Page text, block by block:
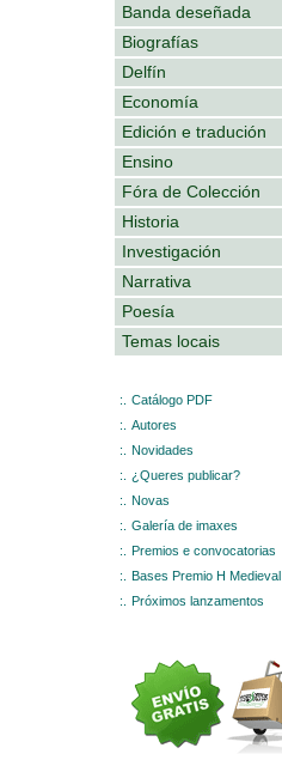
Banda deseñada
Biografías
Delfín
Economía
Edición e tradución
Ensino
Fóra de Colección
Historia
Investigación
Narrativa
Poesía
Temas locais
:.
Catálogo PDF
:.
Autores
:.
Novidades
:.
¿Queres publicar?
:.
Novas
:.
Galería de imaxes
:.
Premios e convocatorias
:.
Bases Premio H Medieval
:.
Próximos lanzamentos